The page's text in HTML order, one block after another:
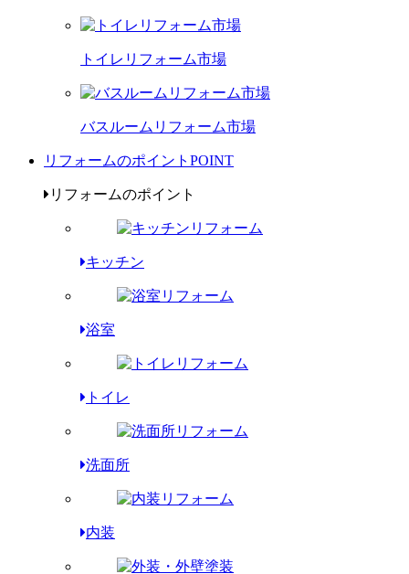
トイレリフォーム市場
バスルームリフォーム市場
リフォームのポイント POINT
リフォームのポイント
キッチン
浴室
トイレ
洗面所
内装